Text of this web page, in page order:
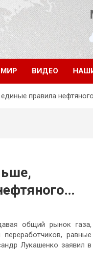
МИР ВИДЕО
правила
общий рынок газа,
равные
Лукашенко заявил в